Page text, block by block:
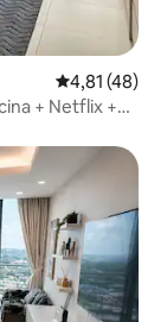
4,81 de uma
4,81 (48)
+ Netflix +